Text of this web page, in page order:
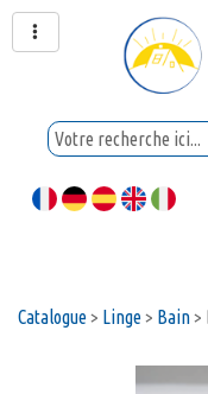
Catalogue> Linge> Bain>